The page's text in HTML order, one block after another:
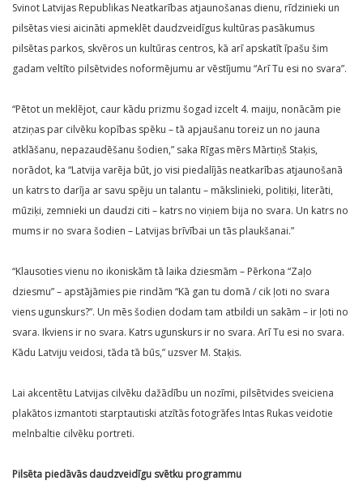
Svinot Latvijas Republikas Neatkarības atjaunošanas dienu, rīdzinieki un
pilsētas viesi aicināti apmeklēt daudzveidīgus kultūras pasākumus
pilsētas parkos, skvēros un kultūras centros, kā arī apskatīt īpašu šim
gadam veltīto pilsētvides noformējumu ar vēstījumu “Arī Tu esi no svara”.
“Pētot un meklējot, caur kādu prizmu šogad izcelt 4. maiju, nonācām pie
atziņas par cilvēku kopības spēku – tā apjaušanu toreiz un no jauna
atklāšanu, nepazaudēšanu šodien,” saka Rīgas mērs Mārtiņš Staķis,
norādot, ka “Latvija varēja būt, jo visi piedalījās neatkarības atjaunošanā
un katrs to darīja ar savu spēju un talantu – mākslinieki, politiķi, literāti,
mūziķi, zemnieki un daudzi citi – katrs no viņiem bija no svara. Un katrs no
mums ir no svara šodien – Latvijas brīvībai un tās plaukšanai.”
“Klausoties vienu no ikoniskām tā laika dziesmām – Pērkona “Zaļo
dziesmu” – apstājāmies pie rindām “Kā gan tu domā / cik ļoti no svara
viens ugunskurs?”. Un mēs šodien dodam tam atbildi un sakām – ir ļoti no
svara. Ikviens ir no svara. Katrs ugunskurs ir no svara. Arī Tu esi no svara.
Kādu Latviju veidosi, tāda tā būs,” uzsver M. Staķis.
Lai akcentētu Latvijas cilvēku dažādību un nozīmi, pilsētvides sveiciena
plakātos izmantoti starptautiski atzītās fotogrāfes Intas Rukas veidotie
melnbaltie cilvēku portreti.
Pilsēta piedāvās daudzveidīgu svētku programmu